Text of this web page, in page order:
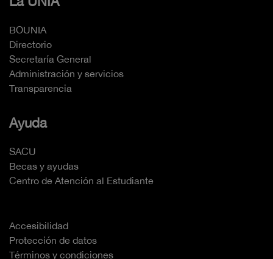
BOUNIA
Directorio
Secretaría General
Administración y servicios
Transparencia
Ayuda
SACU
Becas y ayudas
Centro de Atención al Estudiante
Accesibilidad
Protección de datos
Términos y condiciones